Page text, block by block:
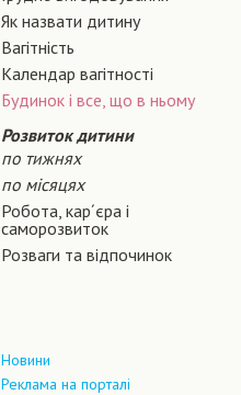
Як назвати дитину
Вагiтнiсть
Календар вагітності
Будинок і все, що в ньому
Розвиток дитини
по тижнях
по місяцях
Робота, кар´єра і
саморозвиток
Розваги та відпочинок
Новини
Реклама на порталі